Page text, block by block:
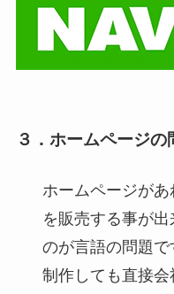
３．ホームページ
ホームページが
を販売する事が
のが言語の問題
制作しても直接